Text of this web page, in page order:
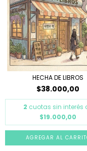
HECHA DE LIBROS
$38.000,00
2 cuotas sin interés
$19.000,00